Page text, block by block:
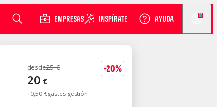
-20%
desde25 €
20 €
+0,50 €gastos gestión